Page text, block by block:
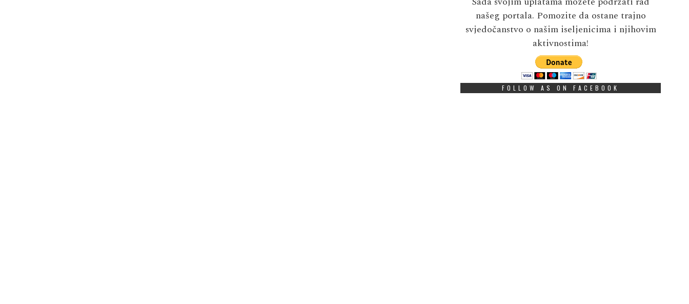
našeg portala. Pomozite da ostane trajno
svjedočanstvo o našim iseljenicima i njihovim
aktivnostima!
FOLLOW AS ON FACEBOOK